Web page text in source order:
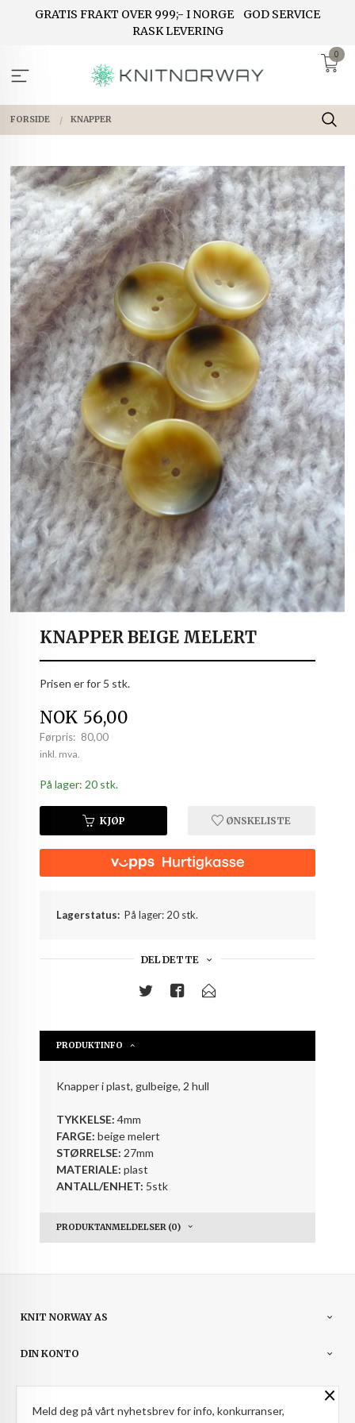
GRATIS FRAKT OVER 999;- I NORGE
GOD SERVICE
RASK LEVERING
0
FORSIDE KNAPPER
KNAPPER BEIGE MELERT
Prisen er for 5 stk.
Tilbud
NOK 56,00
Førpris: 80,00
Rabatt
inkl. mva.
På lager: 20 stk.
KJØP ØNSKELISTE
Lagerstatus: På lager: 20 stk.
DEL DETTE
PRODUKTINFO
Knapper i plast, gulbeige, 2 hull
TYKKELSE:4mm
FARGE: beige melert
STØRRELSE: 27mm
MATERIALE: plast
ANTALL/ENHET: 5stk
PRODUKTANMELDELSER (0)
KNIT NORWAY AS
DIN KONTO
NYHETSBREV ×
Meld deg på vårt nyhetsbrev for info, konkurranser,